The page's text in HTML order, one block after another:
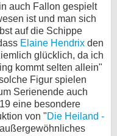
auch Fallon gespielt
ist und man sich
auf die Schippe
Elaine Hendrix den
glücklich, da ich
kommt selten allein"
Figur spielen
Serienende auch
eine besondere
von "Die Heiland -